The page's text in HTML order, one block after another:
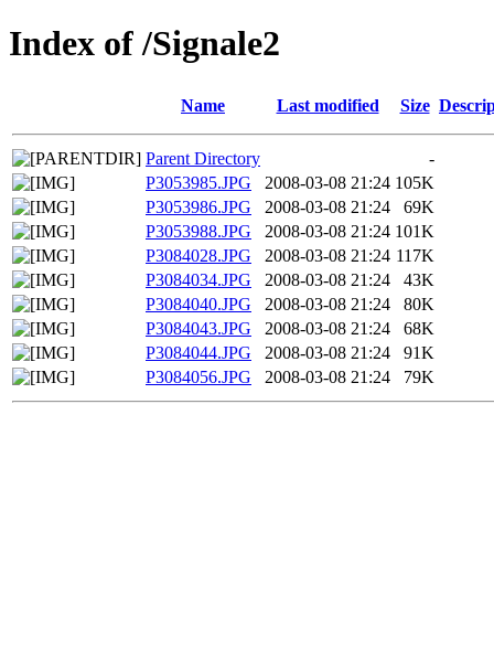
Index of /Signale2
Name Last modified Size
Parent Directory
-
P3053985.JPG
2008-03-08 21:24 105K
P3053986.JPG
2008-03-08 21:24
69K
P3053988.JPG
2008-03-08 21:24 101K
P3084028.JPG
2008-03-08 21:24 117K
P3084034.JPG
2008-03-08 21:24
43K
P3084040.JPG
2008-03-08 21:24
80K
P3084043.JPG
2008-03-08 21:24
68K
P3084044.JPG
2008-03-08 21:24
91K
P3084056.JPG
2008-03-08 21:24 79K